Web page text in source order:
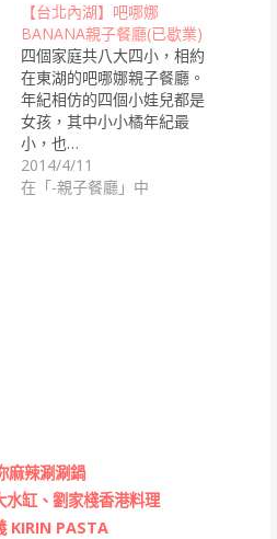
【台北內湖】吧哪娜
BANANA親子餐廳(已歇業)
四個家庭共八大四小，相約
在東湖的吧哪娜親子餐廳。
年紀相仿的四個小娃兒都是
女孩，其中小小橘年紀最
小，也…
2014/4/11
在「-親子餐廳」中
麻辣涮涮鍋
水缸、劉家棧香港料理
KIRIN PASTA